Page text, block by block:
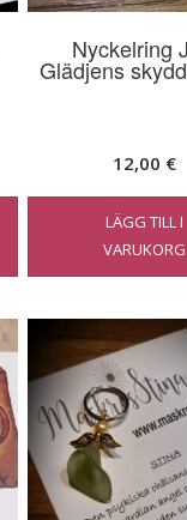
Nyckelring
Glädjens
12,00 €
LÄGG TILL I
VARUKORG